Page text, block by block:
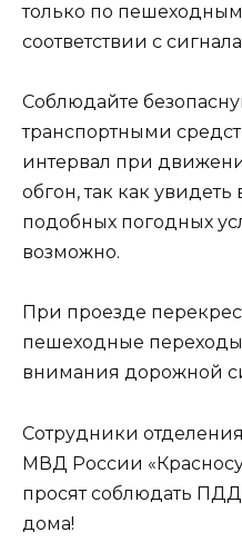
только по
соответствии с
Соблюдайте
транспортными
интервал при
обгон, так как
подобных погодных
возможно.
При проезде
пешеходные
внимания дорожной
Сотрудники
МВД России
просят соблюдать
дома!